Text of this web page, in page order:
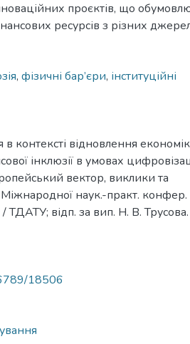
проєктів, що
ресурсів з різних
, фізичні бар’єри, інституційні
контексті відновлення
інклюзії в умовах
вектор, виклики та
Міжнародної наук.-практ. конфер.
відп. за вип. Н. В.
18506